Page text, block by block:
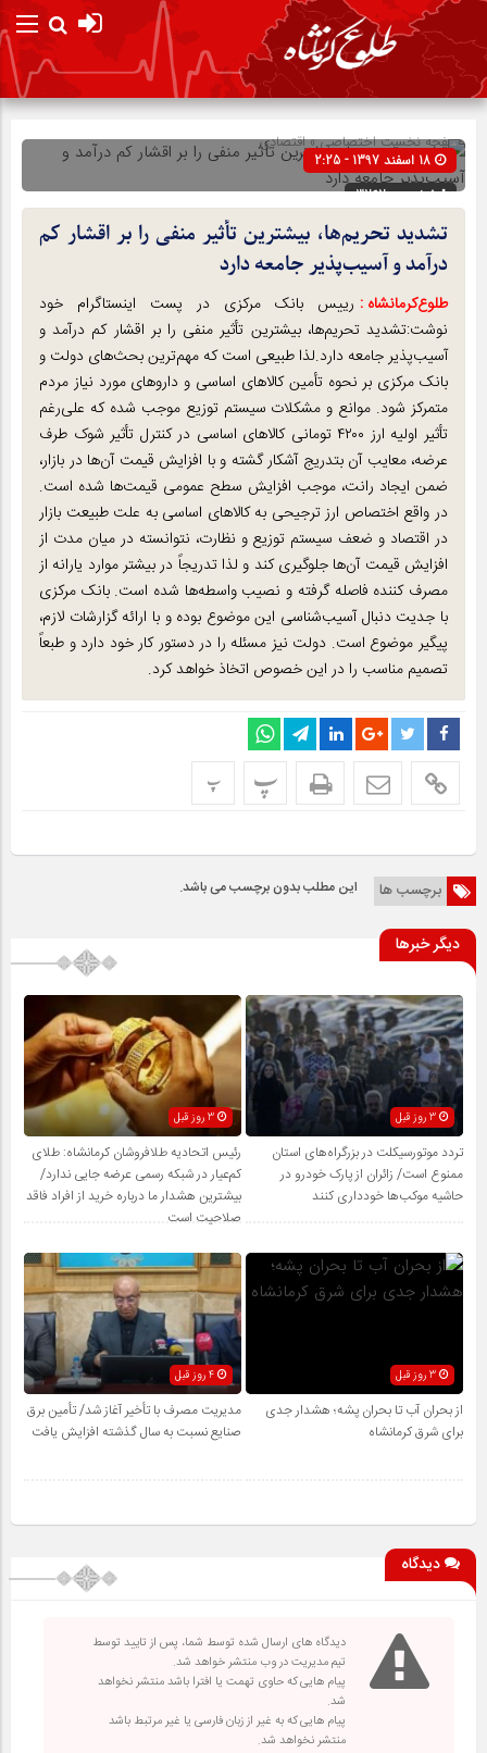
صفحه نخستاختصاصی»اقتصادی
شناسه : 32620
تشدید تحریم‌ها، بیشترین تأثیر منفی را بر اقشار کم
درآمد و آسیب‌پذیر جامعه دارد
طلوع‌‌کرمانشاه : رییس بانک مرکزی در پست اینستاگرام خود
نوشت:تشدید تحریم‌ها، بیشترین تأثیر منفی را بر اقشار کم درآمد و
آسیب‌پذیر جامعه دارد.لذا طبیعی است که مهم‌ترین بحث‌های دولت و
بانک مرکزی بر نحوه تأمین کالاهای اساسی و داروهای مورد نیاز مردم
متمرکز شود. موانع و مشکلات سیستم توزیع موجب شده که علی‌رغم
تأثیر اولیه ارز ۴۲۰۰ تومانی کالاهای اساسی در کنترل تأثیر شوک طرف
عرضه، معایب آن بتدریج آشکار گشته و با افزایش قیمت آن‌ها در بازار،
ضمن ایجاد رانت، موجب افزایش سطح عمومی قیمت‌ها شده است.
در واقع اختصاص ارز ترجیحی به کالاهای اساسی به علت طبیعت بازار
در اقتصاد و ضعف سیستم توزیع و نظارت، نتوانسته در میان مدت از
افزایش قیمت آن‌ها جلوگیری کند و لذا تدریجاً در بیشتر موارد یارانه از
مصرف کننده فاصله گرفته و نصیب واسطه‌ها شده است. بانک مرکزی
با جدیت دنبال آسیب‌شناسی این موضوع بوده و با ارائه گزارشات لازم،
پیگیر موضوع است. دولت نیز مسئله را در دستور کار خود دارد و طبعاً
تصمیم مناسب را در این خصوص اتخاذ خواهد کرد.
پ پ
برچسب ها این مطلب بدون برچسب می باشد.
دیگر خبرها
3 روز قبل
تردد موتورسیکلت در بزرگراه‌های استان
ممنوع است/ زائران از پارک خودرو در
حاشیه موکب‌ها خودداری کنند
رئیس اتحادیه طلافروشان کرمانشاه: طلای
کم‌عیار در شبکه رسمی عرضه جایی ندارد/
بیشترین هشدار ما درباره خرید از افراد فاقد
صلاحیت است
3 روز قبل
از بحران آب تا بحران پشه؛ هشدار جدی
برای شرق کرمانشاه
مدیریت مصرف با تأخیر آغاز شد/ تأمین برق
صنایع نسبت به سال گذشته افزایش یافت
دیدگاه
دیدگاه های ارسال شده توسط شما، پس از تایید توسط
تیم مدیریت در وب منتشر خواهد شد.
پیام هایی که حاوی تهمت یا افترا باشد منتشر نخواهد
شد.
پیام هایی که به غیر از زبان فارسی یا غیر مرتبط باشد
منتشر نخواهد شد.